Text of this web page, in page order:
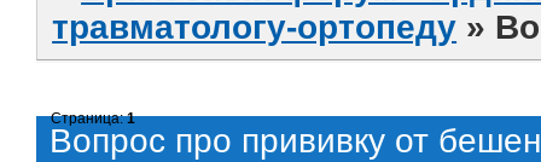
травматологу-ортопеду »
Вопрос про прививку от
Страница:1